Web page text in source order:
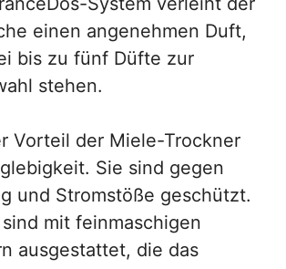
einen angenehmen Duft,
bis zu fünf Düfte zur
stehen.
Vorteil der Miele-Trockner
Sie sind gegen
und Stromstöße geschützt.
mit feinmaschigen
ausgestattet, die das